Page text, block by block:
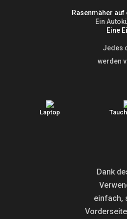
Rasenmäher
Ein
Eine
Jedes
werden
Laptop
Dank
einfach,